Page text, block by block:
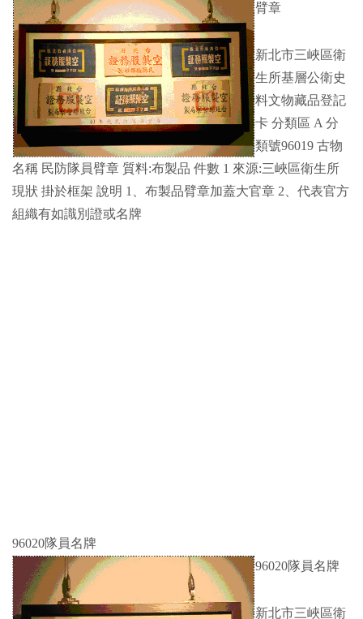
臂章
新北市三峽區衛
生所基層公衛史
料文物藏品登記
卡 分類區 A 分
類號96019 古物
名稱 民防隊員臂章 質料:布製品 件數 1 來源:三峽區衛生所
現狀 掛於框架 說明 1、布製品臂章加蓋大官章 2、代表官方
組織有如識別證或名牌
96020隊員名牌
96020隊員名牌
新北市三峽區衛